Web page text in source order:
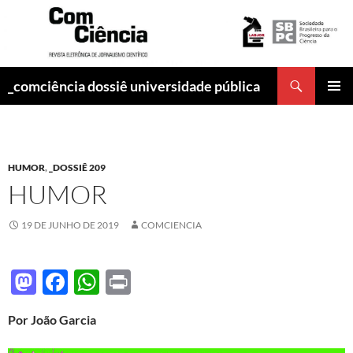
_comciência dossiê universidade pública
HUMOR, _DOSSIÊ 209
HUMOR
19 DE JUNHO DE 2019 COMCIENCIA
M
to
F
e
W
Por João Garcia